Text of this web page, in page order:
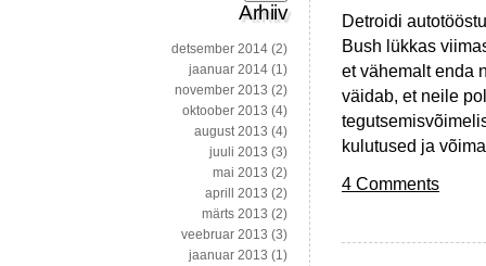
Detroidi
Bush lükkas
et vähemalt enda
väidab, et neile
kulutused ja
4 Comments
Arhiiv
detsember 2014 (2)
jaanuar 2014 (1)
november 2013 (2)
oktoober 2013 (4)
august 2013 (4)
juuli 2013 (3)
mai 2013 (2)
aprill 2013 (2)
märts 2013 (2)
veebruar 2013 (3)
jaanuar 2013 (1)